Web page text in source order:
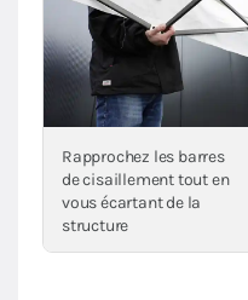
Rapprochez les barres
de cisaillement tout en
vous écartant de la
structure